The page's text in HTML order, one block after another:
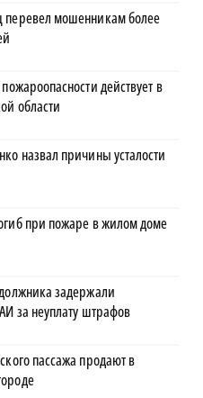
перевел мошенникам более
действует в
области
назвал причины усталости
при пожаре в жилом доме
задержали
за неуплату штрафов
пассажа продают в